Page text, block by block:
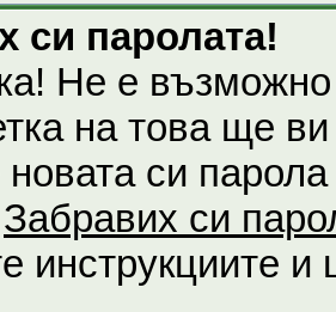
си паролата!
Не е
на това ще
новата си
Забравих си
инструкциите